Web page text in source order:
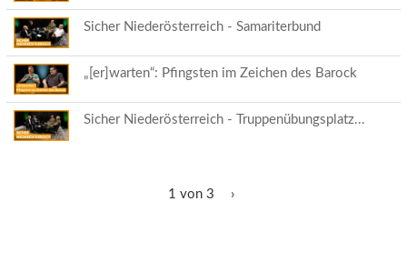
Sicher Niederösterreich - Samariterbund
„[er]warten“: Pfingsten im Zeichen des Barock
Sicher Niederösterreich - Truppenübungsplatz...
1 von 3 ›